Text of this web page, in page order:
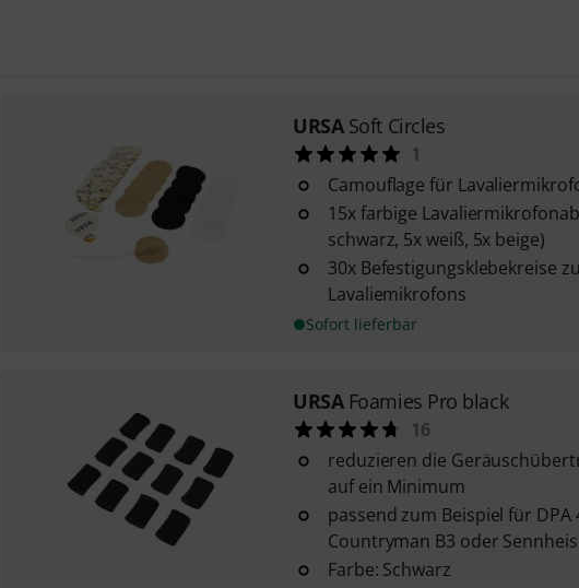
URSA Soft Circles
1
Camouflage für
15x farbige
schwarz, 5x weiß, 5x beige)
30x Befestigungsklebekreise
Lavaliemikrofons
Sofort lieferbar
URSA Foamies Pro black
16
reduzieren die
auf ein Minimum
passend zum Beispiel für DPA
Countryman B3 oder
Farbe: Schwarz